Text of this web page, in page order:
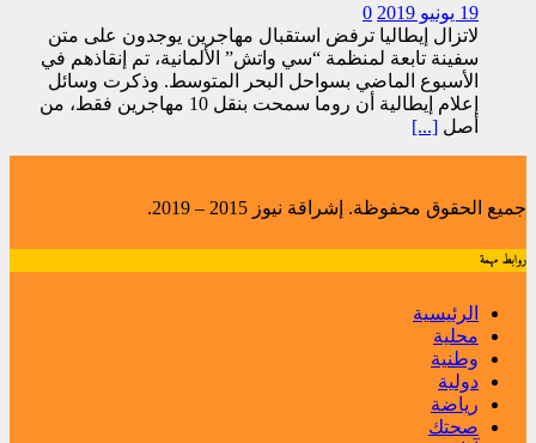
19 يونيو 2019
0
لاتزال إيطاليا ترفض استقبال مهاجرين يوجدون على متن
سفينة تابعة لمنظمة “سي واتش” الألمانية، تم إنقاذهم في
الأسبوع الماضي بسواحل البحر المتوسط. وذكرت وسائل
إعلام إيطالية أن روما سمحت بنقل 10 مهاجرين فقط، من
أصل [...]
جميع الحقوق محفوظة. إشراقة نيوز 2015 – 2019.
روابط مهمة
الرئيسية
محلية
وطنية
دولية
رياضة
صحتك